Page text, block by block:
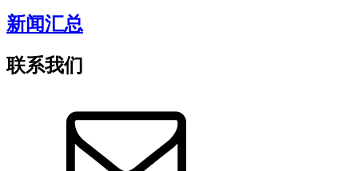
新闻汇总
联系我们